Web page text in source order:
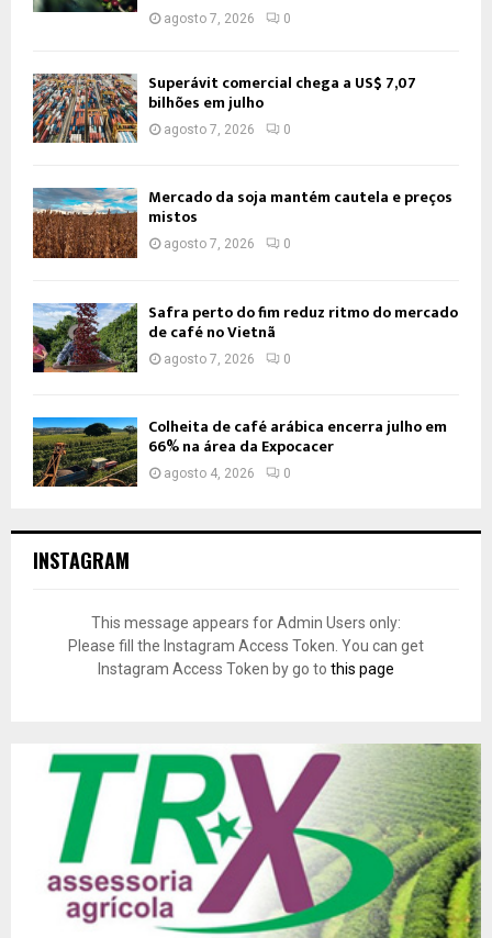
agosto 7, 2026 0
Superávit comercial chega a US$ 7,07
bilhões em julho
agosto 7, 2026 0
Mercado da soja mantém cautela e preços
mistos
agosto 7, 2026 0
Safra perto do fim reduz ritmo do mercado
de café no Vietnã
agosto 7, 2026 0
Colheita de café arábica encerra julho em
66% na área da Expocacer
agosto 4, 2026 0
INSTAGRAM
This message appears for Admin Users only:
Please fill the Instagram Access Token. You can get
Instagram Access Token by go to this page